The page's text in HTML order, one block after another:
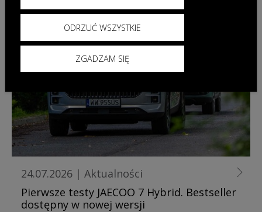
24.07.2026 | Aktualności
Pierwsze testy JAECOO 7 Hybrid. Bestseller
dostępny w nowej wersji
ODRZUĆ WSZYSTKIE
ZGADZAM SIĘ